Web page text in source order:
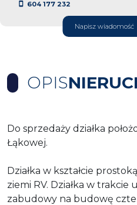
604 177 232
Napisz wiadomość
OPIS
Do sprzedaży działka
Łąkowej.
Działka w kształcie
ziemi RV. Działka w
zabudowy na budowę